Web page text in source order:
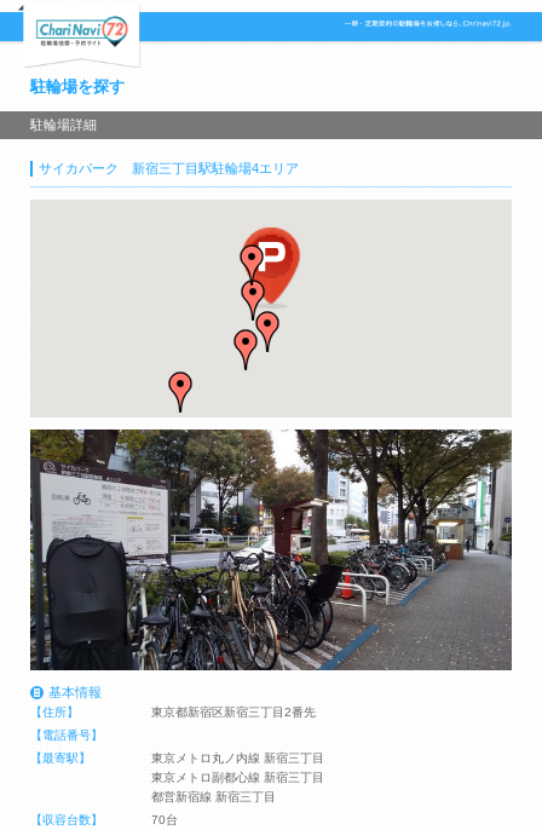
駐輪場を探す
駐輪場詳細
サイカパーク 新宿三丁目駅駐輪場4エリア
基本情報
【住所】
東京都新宿区新宿三丁目2番先
【電話番号】
【最寄駅】
東京メトロ丸ノ内線 新宿三丁目
東京メトロ副都心線 新宿三丁目
都営新宿線 新宿三丁目
【収容台数】
70台